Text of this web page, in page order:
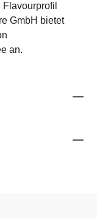
GmbH bietet
an.